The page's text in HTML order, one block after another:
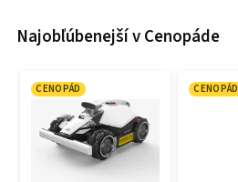
Najobľúbenejší v Cenopáde
CENOPÁD CENOPÁD